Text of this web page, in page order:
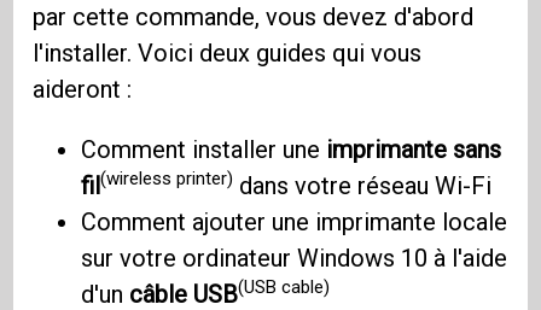
par cette commande, vous devez d'abord
l'installer. Voici deux guides qui vous
aideront :
Comment installer une imprimante sans
fil(wireless printer) dans votre réseau Wi-Fi
Comment ajouter une imprimante locale
sur votre ordinateur Windows 10 à l'aide
d'un câble USB(USB cable)